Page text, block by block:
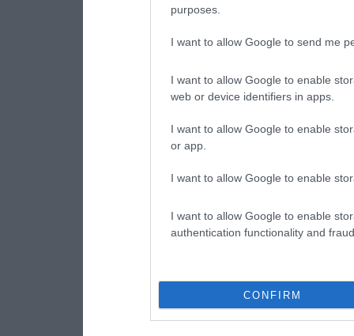
purposes.
I want to allow Google to send me
I want to allow Google to enable
web or device identifiers in apps.
I want to allow Google to enable
or app.
I want to allow Google to enable
I want to allow Google to enable
authentication functionality and
CONFIRM